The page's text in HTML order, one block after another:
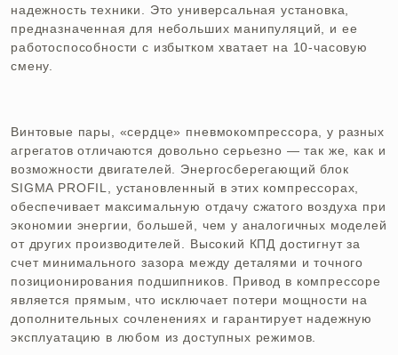
надежность техники. Это универсальная установка,
предназначенная для небольших манипуляций, и ее
работоспособности с избытком хватает на 10-часовую
смену.
Винтовые пары, «сердце» пневмокомпрессора, у разных
агрегатов отличаются довольно серьезно — так же, как и
возможности двигателей. Энергосберегающий блок
SIGMA PROFIL, установленный в этих компрессорах,
обеспечивает максимальную отдачу сжатого воздуха при
экономии энергии, большей, чем у аналогичных моделей
от других производителей. Высокий КПД достигнут за
счет минимального зазора между деталями и точного
позиционирования подшипников. Привод в компрессоре
является прямым, что исключает потери мощности на
дополнительных сочленениях и гарантирует надежную
эксплуатацию в любом из доступных режимов.